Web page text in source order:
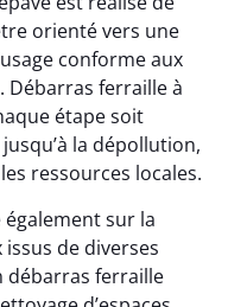
orienté vers une
conforme aux
Débarras ferraille à
étape soit
la dépollution,
ressources locales.
sur la
de diverses
débarras ferraille